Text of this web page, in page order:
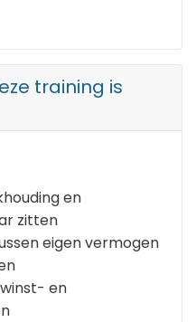
training is
en
zitten
eigen vermogen
en